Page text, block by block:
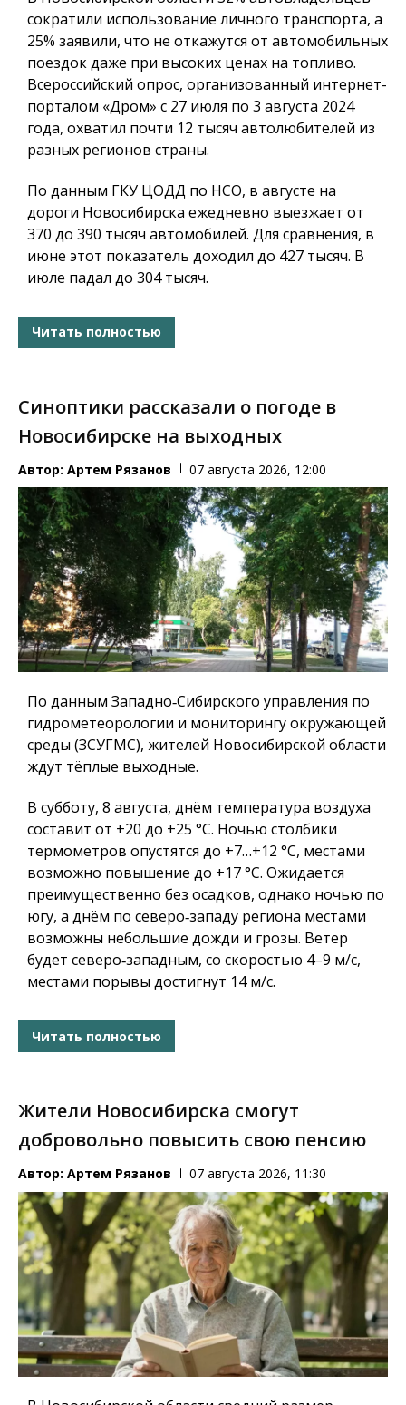
сократили использование личного транспорта, а
25% заявили, что не откажутся от автомобильных
поездок даже при высоких ценах на топливо.
Всероссийский опрос, организованный интернет-
порталом «Дром» с 27 июля по 3 августа 2024
года, охватил почти 12 тысяч автолюбителей из
разных регионов страны.
По данным ГКУ ЦОДД по НСО, в августе на
дороги Новосибирска ежедневно выезжает от
370 до 390 тысяч автомобилей. Для сравнения, в
июне этот показатель доходил до 427 тысяч. В
июле падал до 304 тысяч.
Читать полностью
Синоптики рассказали о погоде в
Новосибирске на выходных
Автор: Артем Рязанов 07 августа 2026, 12:00
По данным Западно‑Сибирского управления по
гидрометеорологии и мониторингу окружающей
среды (ЗСУГМС), жителей Новосибирской области
ждут тёплые выходные.
В субботу, 8 августа, днём температура воздуха
составит от +20 до +25 °C. Ночью столбики
термометров опустятся до +7…+12 °C, местами
возможно повышение до +17 °C. Ожидается
преимущественно без осадков, однако ночью по
югу, а днём по северо‑западу региона местами
возможны небольшие дожди и грозы. Ветер
будет северо‑западным, со скоростью 4–9 м/с,
местами порывы достигнут 14 м/с.
Читать полностью
Жители Новосибирска смогут
добровольно повысить свою пенсию
Автор: Артем Рязанов 07 августа 2026, 11:30